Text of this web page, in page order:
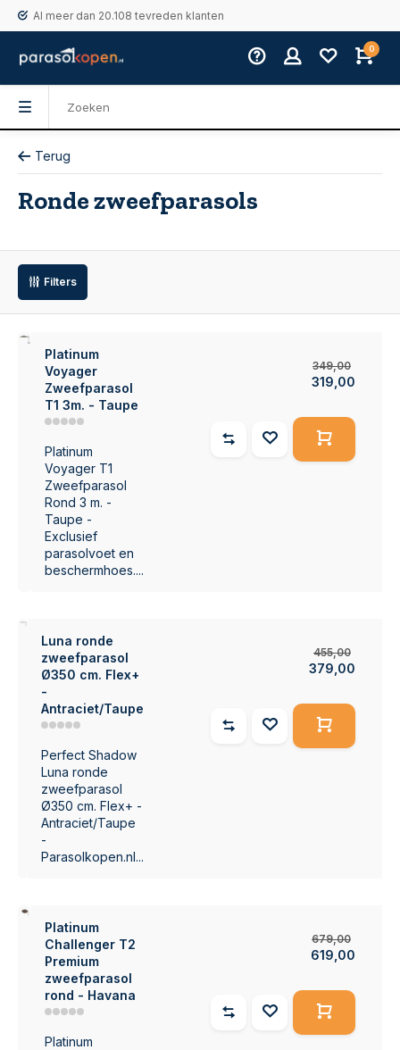
Al meer dan 20.108 tevreden klanten
0
Terug
Ronde zweefparasols
Filters
Platinum
Voyager
Zweefparasol
T1 3m. - Taupe
Platinum
Voyager T1
Zweefparasol
Rond 3 m. -
Taupe -
Exclusief
parasolvoet en
beschermhoes....
349,00
319,00
Luna ronde
zweefparasol
Ø350 cm. Flex+
-
Antraciet/Taupe
Perfect Shadow
Luna ronde
zweefparasol
Ø350 cm. Flex+ -
Antraciet/Taupe
-
Parasolkopen.nl...
455,00
379,00
Platinum
Challenger T2
Premium
zweefparasol
rond - Havana
Platinum
679,00
619,00